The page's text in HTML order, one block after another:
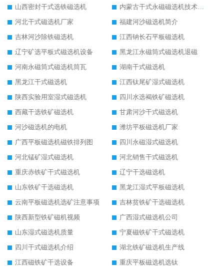
山西密封干式选铁磁选机
内蒙古干式永磁磁选机技术要求
河北干式磁选机厂家
福建河沙磁选机简介
吉林河沙除铁磁选机
江西钠长石平板磁选机
辽宁矿选平板式磁选机设备
黑龙江永磁筒式磁选机退磁
河南永磁筒式磁选机筒瓦
湖南干式磁选机
黑龙江干式磁选机
江西钛尾矿湿式磁选机
陕西实验用室湿式磁选机
四川水选褐铁矿磁选机
西藏干选铁矿磁选机
甘肃河沙干式磁选机
河沙磁选机的电机
潍坊平板磁选机厂家
广西平板磁选机磁铁排列图
四川永磁湿式磁选机
河北锰矿湿式磁选机
河北销售干式磁选机
重庆赤铁矿干式磁选机
辽宁干选磁选机
山东铁矿干选磁选机
黑龙江湿式平板磁选机
云南平板磁选机选矿注意事项
吉林贫铁矿干选磁选机
陕西新型铁矿磁机视频
广西湿式磁选机公司
山东湿式磁选机质量
宁夏磁铁矿干式磁选机
四川干式磁选机介绍
湖北铁矿磁选机生产线
江西磁铁矿干选设备
重庆平板磁选机选钛